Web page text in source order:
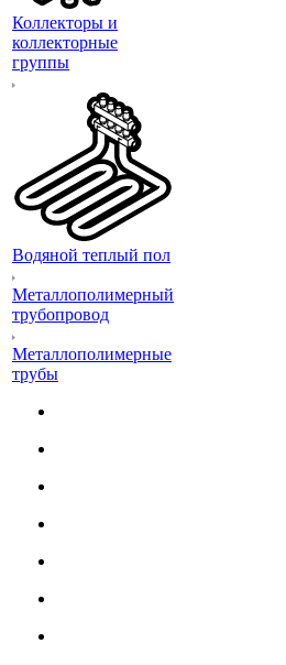
Коллекторы и
коллекторные
группы
Водяной теплый пол
Металлополимерный
трубопровод
Металлополимерные
трубы